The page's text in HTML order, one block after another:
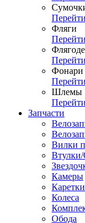
Перейти
Фляги
Перейти
Перейти
Фонари
Перейти
Шлемы
Перейти
Запчасти
Вилки
Камеры
Каретки
Колеса
Обода